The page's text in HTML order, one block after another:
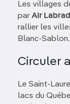
Les villages
par Air
rallier les
Blanc-Sablon.
Circuler
Le Saint-
lacs du